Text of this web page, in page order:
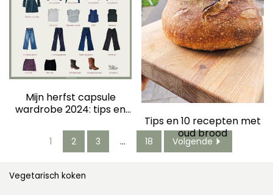
Mijn herfst capsule
wardrobe 2024: tips en
Tips en 10 recepten met
oud brood
1 2 3 … 18 Volgende
Vegetarisch koken